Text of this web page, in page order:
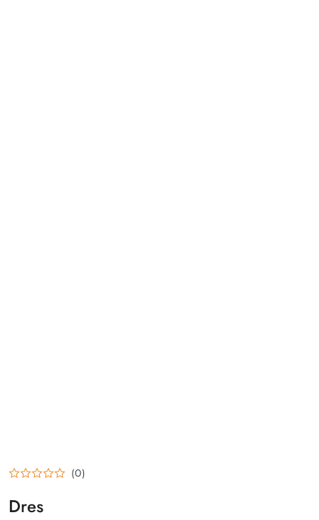
(0)
Dres